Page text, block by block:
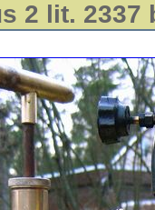
2 lit. 2337